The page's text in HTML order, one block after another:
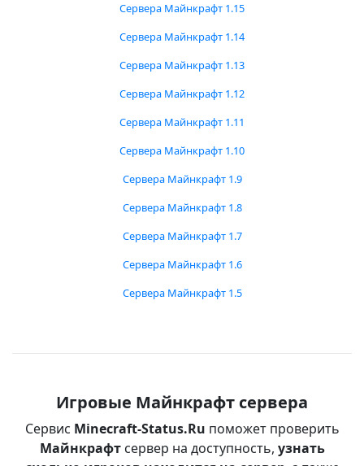
Сервера Майнкрафт 1.15
Сервера Майнкрафт 1.14
Сервера Майнкрафт 1.13
Сервера Майнкрафт 1.12
Сервера Майнкрафт 1.11
Сервера Майнкрафт 1.10
Сервера Майнкрафт 1.9
Сервера Майнкрафт 1.8
Сервера Майнкрафт 1.7
Сервера Майнкрафт 1.6
Сервера Майнкрафт 1.5
Игровые Майнкрафт сервера
Сервис Minecraft-Status.Ru поможет проверить
Майнкрафтсервер на доступность, узнать